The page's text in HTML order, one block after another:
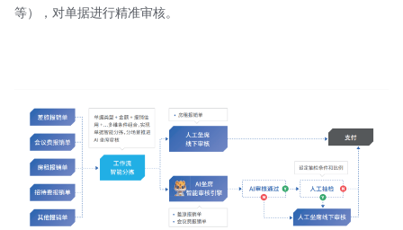
等），对单据进行精准审核。